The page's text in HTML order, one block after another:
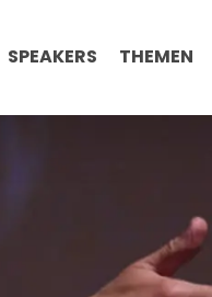
SPEAKERS THEMEN